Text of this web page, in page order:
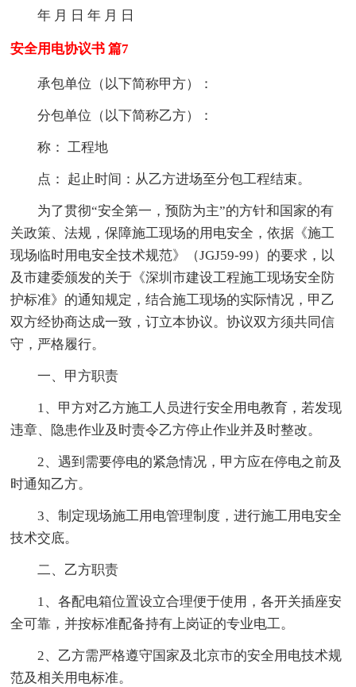
年 月 日 年 月 日
安全用电协议书 篇7
承包单位（以下简称甲方）：
分包单位（以下简称乙方）：
称： 工程地
点： 起止时间：从乙方进场至分包工程结束。
为了贯彻“安全第一，预防为主”的方针和国家的有
关政策、法规，保障施工现场的用电安全，依据《施工
现场临时用电安全技术规范》（JGJ59-99）的要求，以
及市建委颁发的关于《深圳市建设工程施工现场安全防
护标准》的通知规定，结合施工现场的实际情况，甲乙
双方经协商达成一致，订立本协议。协议双方须共同信
守，严格履行。
一、甲方职责
1、甲方对乙方施工人员进行安全用电教育，若发现
违章、隐患作业及时责令乙方停止作业并及时整改。
2、遇到需要停电的紧急情况，甲方应在停电之前及
时通知乙方。
3、制定现场施工用电管理制度，进行施工用电安全
技术交底。
二、乙方职责
1、各配电箱位置设立合理便于使用，各开关插座安
全可靠，并按标准配备持有上岗证的专业电工。
2、乙方需严格遵守国家及北京市的安全用电技术规
范及相关用电标准。